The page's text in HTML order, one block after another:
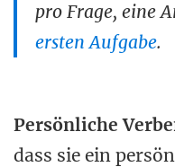
pro Frage, eine
ersten Aufgabe.
Persönliche
dass sie ein